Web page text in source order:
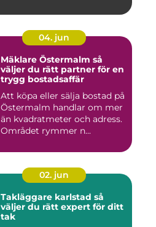
04. jun
Mäklare Östermalm så
väljer du rätt partner för en
trygg bostadsaffär
Att köpa eller sälja bostad på
Östermalm handlar om mer
än kvadratmeter och adress.
Området rymmer n...
02. jun
Takläggare karlstad så
väljer du rätt expert för ditt
tak